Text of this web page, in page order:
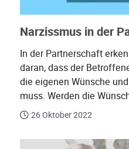
Narzissmus in der
In der Partnerschaft
daran, dass der
die eigenen Wünsche
muss. Werden die
26 Oktober 2022